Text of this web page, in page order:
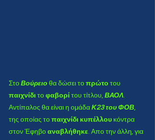
Στο Βούρειο θα δώσει το πρώτο του
παιχνίδι το φαβορί του τίτλου, ΒΑΟΛ.
Αντίπαλος θα είναι η ομάδα Κ23 του ΦΟΒ,
της οποίας το παιχνίδι κυπέλλου κόντρα
στον Έφηβο αναβλήθηκε. Απο την άλλη, για